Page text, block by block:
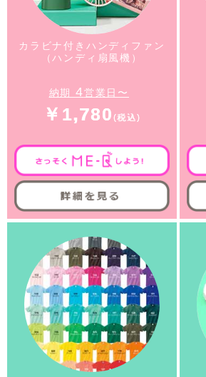
カラビナ付きハンディファン
（ハンディ扇風機）
納期 4営業日〜
￥1,780